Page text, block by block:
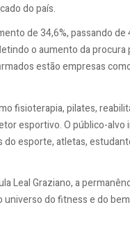
do país.
de 34,6%, passando de
o aumento da
estão empresas
fisioterapia, pilates,
esportivo. O público-
esporte, atletas,
Leal Graziano, a
do fitness e do